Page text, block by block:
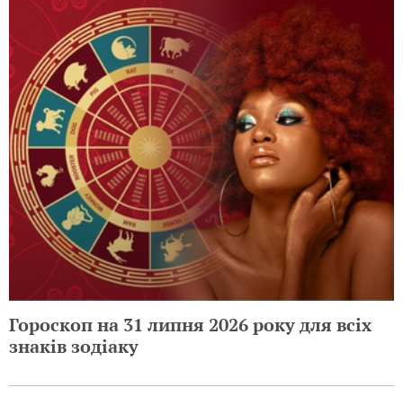
Гороскоп на 31 липня 2026 року для всіх
знаків зодіаку